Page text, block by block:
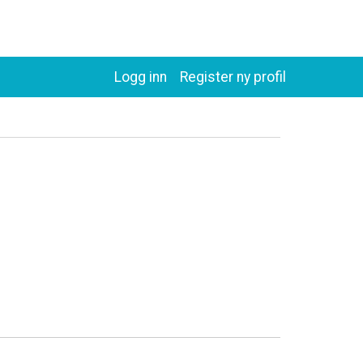
Register ny profil
Logg inn